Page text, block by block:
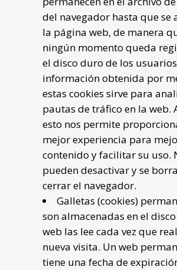
del navegador hasta que se
la página web, de manera
ningún momento queda
el disco duro de los
información obtenida por
estas cookies sirve para
pautas de tráfico en la web.
esto nos permite
mejor experiencia para
contenido y facilitar su uso.
pueden desactivar y se
cerrar el navegador.
Galletas (cookies)
son almacenadas en el
web las lee cada vez que
nueva visita. Un web
tiene una fecha de